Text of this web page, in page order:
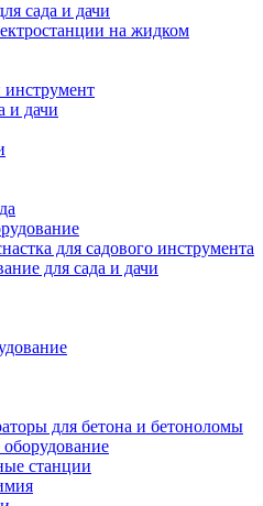
сада и дачи
на жидком
и дачи
для садового инструмента
для сада и дачи
для бетона и бетоноломы
станции